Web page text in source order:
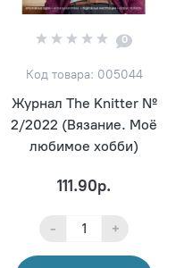
0
Код товара: 005044
Журнал The Knitter №
2/2022 (Вязание. Моё
любимое хобби)
111.90р.
- +